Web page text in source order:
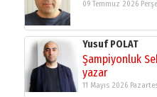
09 Temmuz 2026
Yusuf POLAT
Şampiyonluk
yazar
11 Mayıs 2026